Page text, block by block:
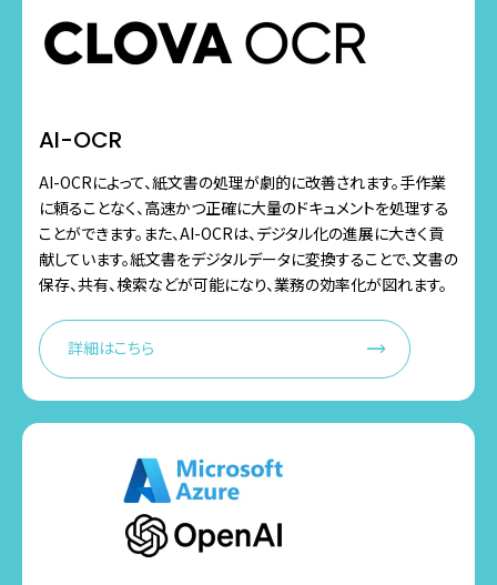
AI-OCR
AI-OCRによって、紙文書の処理が劇的に改善されます。手作業
に頼ることなく、高速かつ正確に大量のドキュメントを処理する
ことができます。また、AI-OCRは、デジタル化の進展に大きく貢
献しています。紙文書をデジタルデータに変換することで、文書の
保存、共有、検索などが可能になり、業務の効率化が図れます。
詳細はこちら